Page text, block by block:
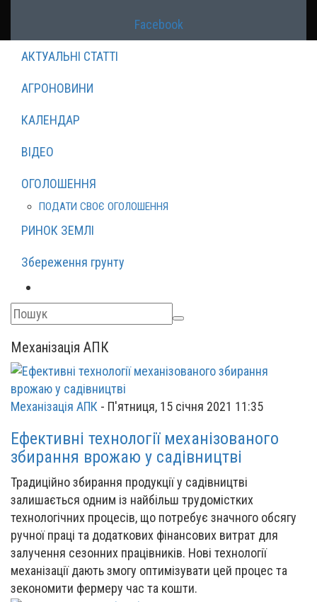
Facebook
АКТУАЛЬНІ СТАТТІ
АГРОНОВИНИ
КАЛЕНДАР
ВІДЕО
ОГОЛОШЕННЯ
ПОДАТИ СВОЄ ОГОЛОШЕННЯ
РИНОК ЗЕМЛІ
Збереження грунту
Механізація АПК
Механізація АПК - П'ятниця, 15 січня 2021 11:35
Ефективні технології механізованого
збирання врожаю у садівництві
Традиційно збирання продукції у садівництві
залишається одним із найбільш трудомістких
технологічних процесів, що потребує значного обсягу
ручної праці та додаткових фінансових витрат для
залучення сезонних працівників. Нові технології
механізації дають змогу оптимізувати цей процес та
зекономити фермеру час та кошти.